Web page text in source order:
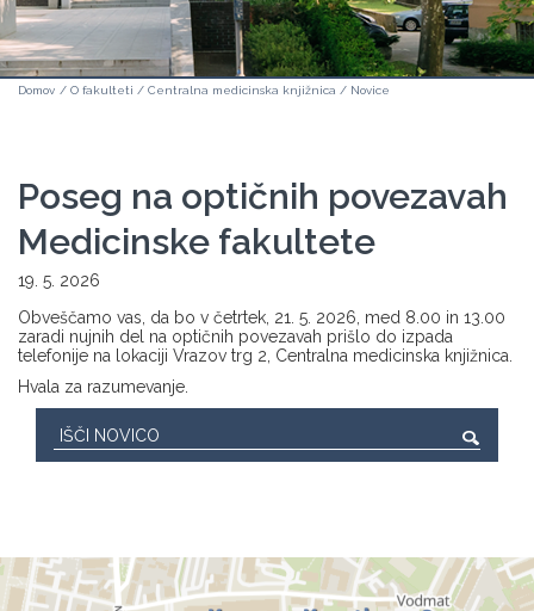
Domov / O fakulteti / Centralna medicinska knjižnica / Novice
Poseg na optičnih povezavah
Medicinske fakultete
19. 5. 2026
Obveščamo vas, da bo v četrtek, 21. 5. 2026, med 8.00 in 13.00
zaradi nujnih del na optičnih povezavah prišlo do izpada
telefonije na lokaciji Vrazov trg 2, Centralna medicinska knjižnica.
Hvala za razumevanje.